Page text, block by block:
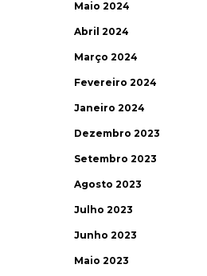
Maio 2024
Abril 2024
Março 2024
Fevereiro 2024
Janeiro 2024
Dezembro 2023
Setembro 2023
Agosto 2023
Julho 2023
Junho 2023
Maio 2023